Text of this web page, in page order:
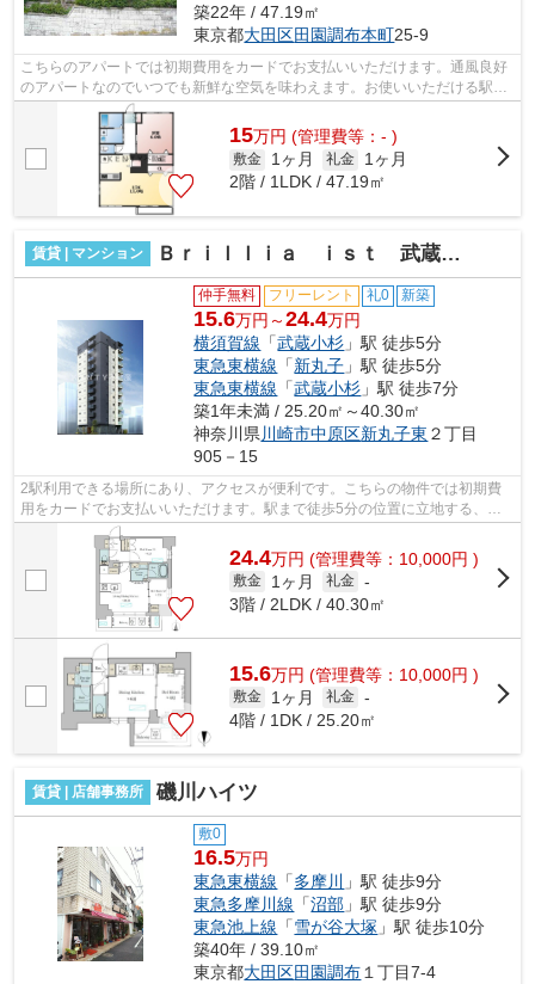
築22年 / 47.19㎡
東京都大田区田園調布本町25-9
こちらのアパートでは初期費用をカードでお支払いいただけます。通風良好
のアパートなのでいつでも新鮮な空気を味わえます。お使いいただける駅は
2駅あり、行き先に応じて使い分けがで...
15万円 (管理費等：- )
敷金 1ヶ月 礼金
1ヶ月
2階 / 1LDK / 47.19㎡
賃貸 | マンション Ｂｒｉｌｌｉａ ｉｓｔ 武蔵小杉
仲手無料 フリーレント 礼0 新築
15.6万円～24.4万円
横須賀線 「武蔵小杉 」駅 徒歩5分
東急東横線 「新丸子 」駅 徒歩5分
東急東横線 「武蔵小杉 」駅 徒歩7分
築1年未満 / 25.20㎡～40.30㎡
神奈川県川崎市中原区新丸子東 ２丁目
905－15
2駅利用できる場所にあり、アクセスが便利です。こちらの物件では初期費
用をカードでお支払いいただけます。駅まで徒歩5分の位置に立地する、ア
クセス良好な物件です。こちらの物件は...
24.4万円 (管理費等：10,000円 )
敷金 1ヶ月 礼金 -
3階 / 2LDK / 40.30㎡
15.6万円 (管理費等：10,000円 )
敷金 1ヶ月 礼金 -
4階 / 1DK / 25.20㎡
賃貸 | 店舗事務所 磯川ハイツ
敷0
16.5万円
東急東横線 「多摩川
」駅 徒歩9分
東急多摩川線 「沼部 」駅 徒歩9分
東急池上線 「雪が谷大塚 」駅 徒歩10分
築40年 / 39.10㎡
東京都大田区田園調布 １丁目7-4